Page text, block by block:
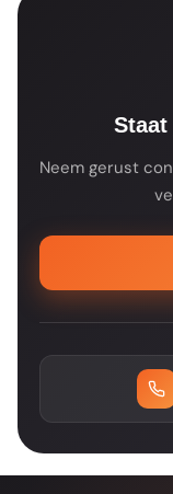
je dat
je
Neem gerust